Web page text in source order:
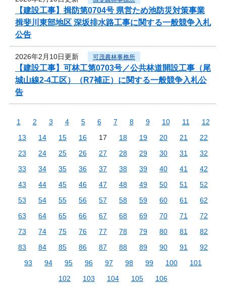
【建設工事】揖防第0704号 県営ため池防災対策事業
揖斐川東部地区 深坂排水路工事に関する一般競争入札
公告
2026年2月10日更新 可茂農林事務所
【建設工事】可林工第0703号／公共林道開設工事（尾
城山線2-4工区）（R7補正）に関する一般競争入札公
告
1 2 3 4 5 6 7 8 9 10 11
12
13
14 15 16 17 18 19 20 21
22
23
24 25 26 27 28 29 30 31
32
33
34 35 36 37 38 39 40 41
42
43
44 45 46 47 48 49 50 51
52
53
54 55 56 57 58 59 60 61
62
63
64 65 66 67 68 69 70 71
72
73
74 75 76 77 78 79 80 81
82
83
84 85 86 87 88 89 90 91
92
93
94 95 96 97 98 99 100
101
102
103 104 105 106